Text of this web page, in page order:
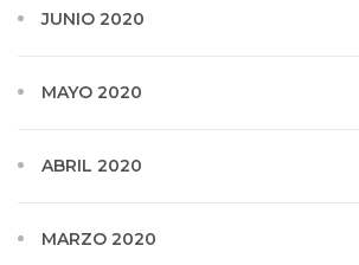
JUNIO 2020
MAYO 2020
ABRIL 2020
MARZO 2020